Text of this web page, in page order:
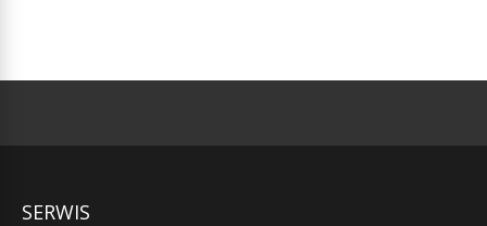
SERWIS